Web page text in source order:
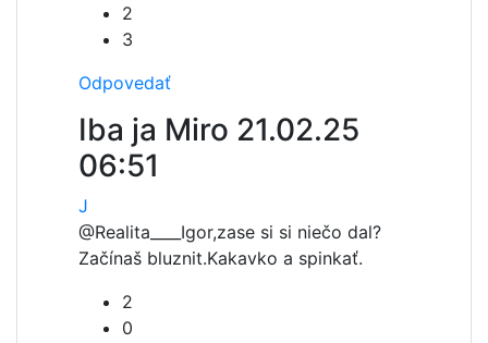
2
3
Odpovedať
Iba ja Miro 21.02.25
06:51
J
@Realita____ Igor,zase si si niečo dal?
Začínaš bluznit.Kakavko a spinkať.
2
0